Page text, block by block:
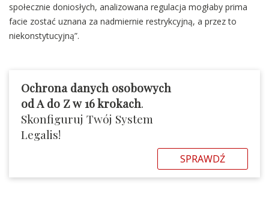
społecznie doniosłych, analizowana regulacja mogłaby prima
facie zostać uznana za nadmiernie restrykcyjną, a przez to
niekonstytucyjną”.
Ochrona danych osobowych
od A do Z w 16 krokach.
Skonfiguruj Twój System
Legalis!
SPRAWDŹ